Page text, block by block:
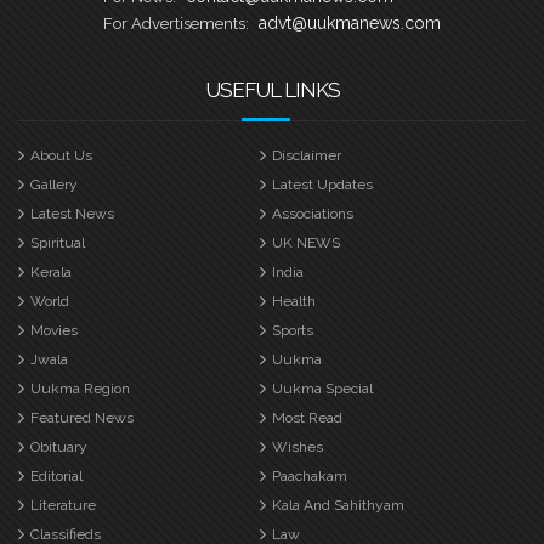
For Advertisements: advt@uukmanews.com
USEFUL LINKS
About Us
Disclaimer
Gallery
Latest Updates
Latest News
Associations
Spiritual
UK NEWS
Kerala
India
World
Health
Movies
Sports
Jwala
Uukma
Uukma Region
Uukma Special
Featured News
Most Read
Obituary
Wishes
Editorial
Paachakam
Literature
Kala And Sahithyam
Classifieds
Law